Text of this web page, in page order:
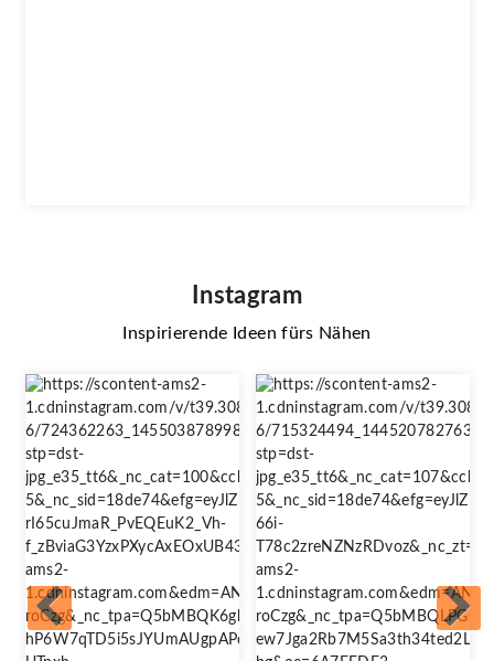
Instagram
Inspirierende Ideen fürs Nähen